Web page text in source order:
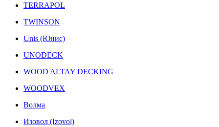
TERRAPOL
TWINSON
Unis (Юнис)
UNODECK
WOOD ALTAY DECKING
WOODVEX
Волма
Изовол (Izovol)